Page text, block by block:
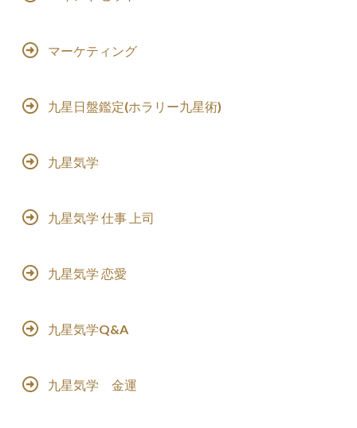
マーケティング
九星日盤鑑定(ホラリー九星術)
九星気学
九星気学 仕事 上司
九星気学 恋愛
九星気学Q&A
九星気学 金運